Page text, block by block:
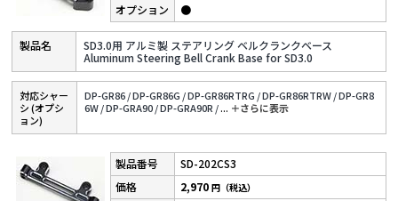
SD3.0用 アルミ製 ステアリング ベルクランクベース
Aluminum Steering Bell Crank Base for SD3.0
●
対応シャー
シ (オプシ
ョン)
DP-GR86 /DP-GR86G /DP-GR86RTRG /DP-GR86RTRW /DP-GR8
6W /DP-GRA90 /DP-GRA90R /... ＋さらに表⽰
SD-202CS3
2,970円（税込）